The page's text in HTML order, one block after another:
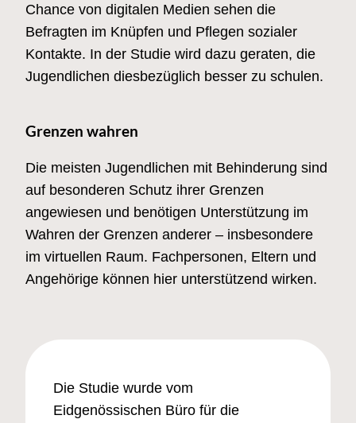
Chance von digitalen Medien sehen die
Befragten im Knüpfen und Pflegen sozialer
Kontakte. In der Studie wird dazu geraten, die
Jugendlichen diesbezüglich besser zu schulen.
Grenzen wahren
Die meisten Jugendlichen mit Behinderung sind
auf besonderen Schutz ihrer Grenzen
angewiesen und benötigen Unterstützung im
Wahren der Grenzen anderer – insbesondere
im virtuellen Raum. Fachpersonen, Eltern und
Angehörige können hier unterstützend wirken.
Die Studie wurde vom
Eidgenössischen Büro für die